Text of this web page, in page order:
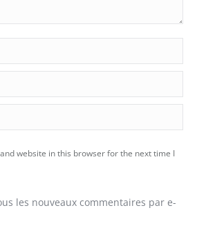
website in this browser for the next time I
les nouveaux commentaires par e-